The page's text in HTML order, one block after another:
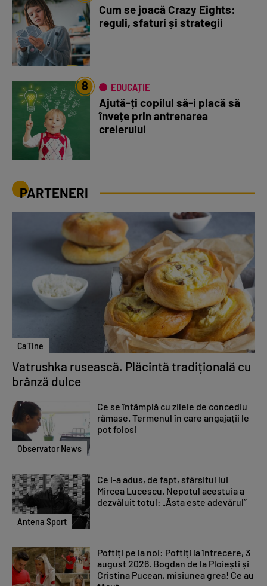
Cum se joacă Crazy Eights:
reguli, sfaturi și strategii
8 EDUCAȚIE
Ajută-ți copilul să-i placă să
învețe prin antrenarea
creierului
PARTENERI
CaTine
Vatrushka rusească. Plăcintă tradițională cu
brânză dulce
Observator News
Ce se întâmplă cu zilele de concediu
rămase. Termenul în care angajații le
pot folosi
Antena Sport
Ce i-a adus, de fapt, sfârșitul lui
Mircea Lucescu. Nepotul acestuia a
dezvăluit totul: „Ăsta este adevărul”
Poftiți pe la noi: Poftiți la întrecere, 3
august 2026. Bogdan de la Ploiești și
Cristina Pucean, misiunea grea! Ce au